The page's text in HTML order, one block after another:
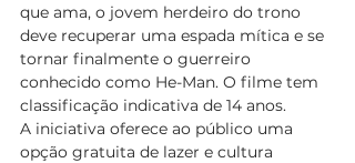
que ama, o jovem herdeiro do trono
deve recuperar uma espada mítica e se
tornar finalmente o guerreiro
conhecido como He-Man. O filme tem
classificação indicativa de 14 anos.
A iniciativa oferece ao público uma
opção gratuita de lazer e cultura